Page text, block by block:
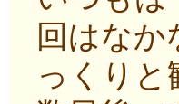
回はなか
っくり